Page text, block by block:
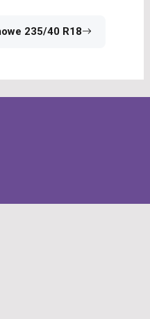
235/40 R18